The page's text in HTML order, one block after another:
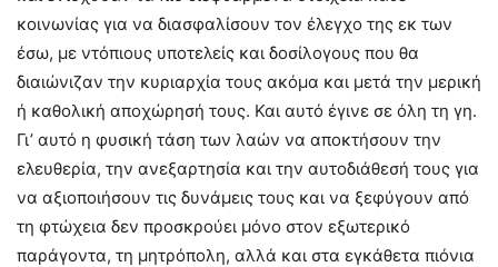
κοινωνίας για να διασφαλίσουν τον έλεγχο της εκ των
έσω, με ντόπιους υποτελείς και δοσίλογους που θα
διαιώνιζαν την κυριαρχία τους ακόμα και μετά την μερική
ή καθολική αποχώρησή τους. Και αυτό έγινε σε όλη τη γη.
Γι’ αυτό η φυσική τάση των λαών να αποκτήσουν την
ελευθερία, την ανεξαρτησία και την αυτοδιάθεσή τους για
να αξιοποιήσουν τις δυνάμεις τους και να ξεφύγουν από
τη φτώχεια δεν προσκρούει μόνο στον εξωτερικό
παράγοντα, τη μητρόπολη, αλλά και στα εγκάθετα πιόνια